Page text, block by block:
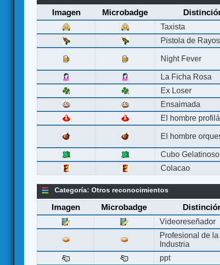
Imagen Microbadge
Taxista
Pistola de Rayos
Night Fever
La Ficha Rosa
Ex Loser
Ensaimada
El hombre
El hombre
Cubo Gelatinoso
Colacao
Categoría: Otros reconocimientos
Imagen Microbadge
Videoreseñador
Profesional de la
Industria
ppt